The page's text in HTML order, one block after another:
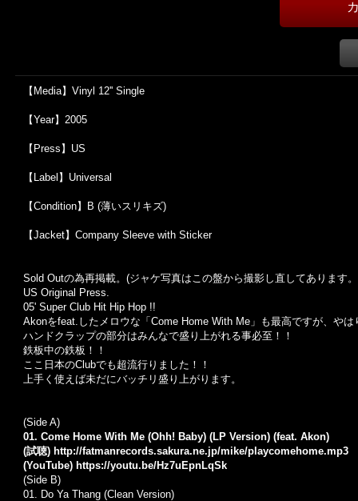
【Media】Vinyl 12'' Single
【Year】2005
【Press】US
【Label】Universal
【Condition】B (薄いスリキズ)
【Jacket】Company Sleeve with Sticker
Sold Outの為再掲載。(ジャケ写真はこの盤から撮影し直してあります
US Original Press.
05' Super Club Hit Hip Hop !!
Akonをfeat.したメロウな「Come Home With Me」も最高ですが、や
ハンドクラップの部分はみんなで盛り上がれる事必至！！
鉄板中の鉄板！！
ここ日本のClubでも超流行りました！！
上手く使えば未だにバッチリ盛り上がります。
(Side A)
01. Come Home With Me (Ohh! Baby) (LP Version) (feat. Akon)
(試聴) http://fatmanrecords.sakura.ne.jp/mike/playcomehome.mp3
(YouTube) https://youtu.be/Hz7uEpnLqSk
(Side B)
01. Do Ya Thang (Clean Version)